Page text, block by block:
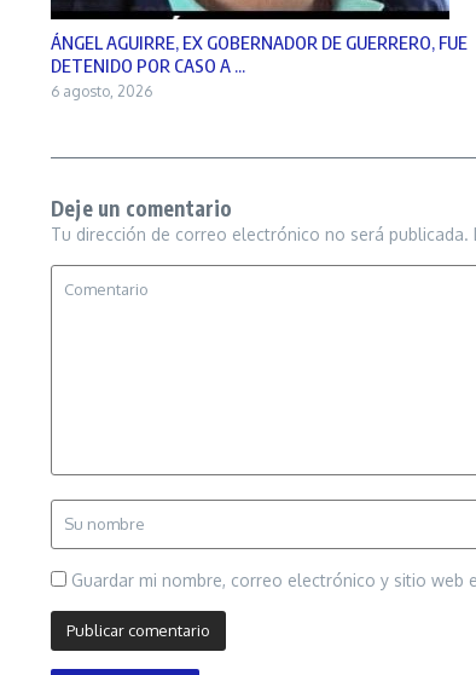
ÁNGEL AGUIRRE, EX GOBERNADOR DE GUERRERO, FUE
DETENIDO POR CASO A ...
6 agosto, 2026
Deje un comentario
Tu dirección de correo electrónico no será publicada.
Guardar mi nombre, correo electrónico y sitio